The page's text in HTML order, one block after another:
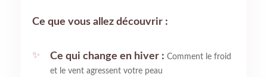
Ce que vous allez découvrir :
Ce qui change en hiver : Comment le froid
et le vent agressent votre peau